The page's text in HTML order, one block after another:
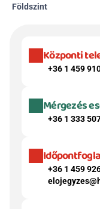
Földszint
Központi
+36 1 459
Mérgezés
+36 1 333
+36 1 459